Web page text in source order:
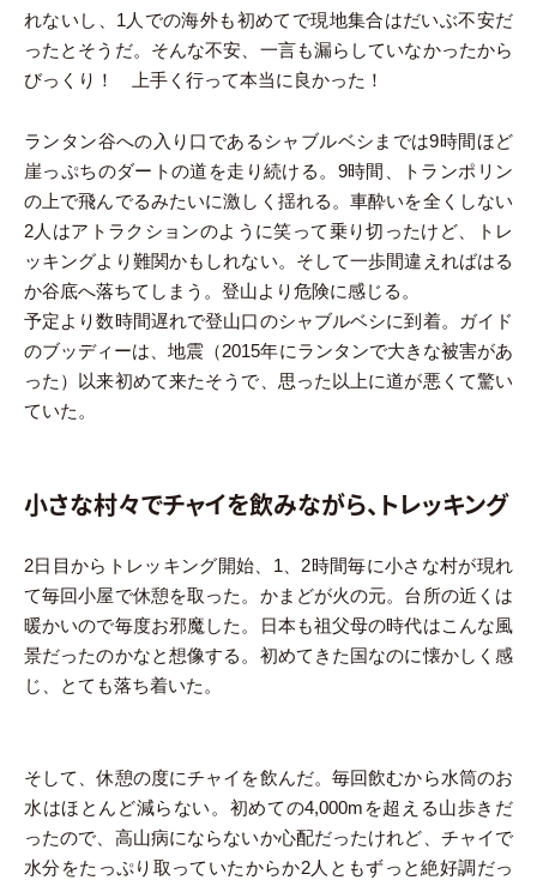
れないし、1人での海外も初めてで現地集合はだいぶ不安だ
ったとそうだ。そんな不安、一言も漏らしていなかったから
びっくり！ 上手く行って本当に良かった！
ランタン谷への入り口であるシャブルベシまでは9時間ほど
崖っぷちのダートの道を走り続ける。9時間、トランポリン
の上で飛んでるみたいに激しく揺れる。車酔いを全くしない
2人はアトラクションのように笑って乗り切ったけど、トレ
ッキングより難関かもしれない。そして一歩間違えればはる
か谷底へ落ちてしまう。登山より危険に感じる。
予定より数時間遅れで登山口のシャブルベシに到着。ガイド
のブッディーは、地震（2015年にランタンで大きな被害があ
った）以来初めて来たそうで、思った以上に道が悪くて驚い
ていた。
小さな村々でチャイを飲みながら、トレッキング
2日目からトレッキング開始、1、2時間毎に小さな村が現れ
て毎回小屋で休憩を取った。かまどが火の元。台所の近くは
暖かいので毎度お邪魔した。日本も祖父母の時代はこんな風
景だったのかなと想像する。初めてきた国なのに懐かしく感
じ、とても落ち着いた。
そして、休憩の度にチャイを飲んだ。毎回飲むから水筒のお
水はほとんど減らない。初めての4,000mを超える山歩きだ
ったので、高山病にならないか心配だったけれど、チャイで
水分をたっぷり取っていたからか2人ともずっと絶好調だっ